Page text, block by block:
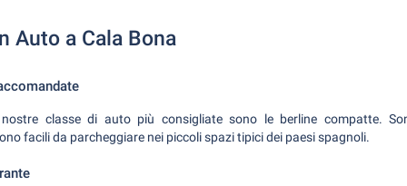
Auto a Cala Bona
classe di auto più consigliate sono le berline compatte.
facili da parcheggiare nei piccoli spazi tipici dei paesi spagnoli.